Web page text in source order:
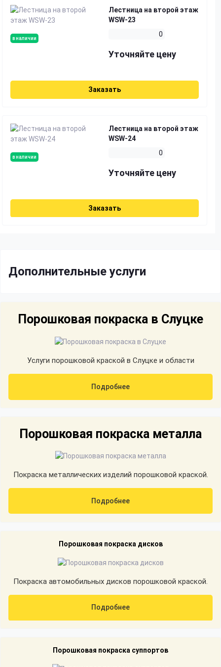
в наличии
Лестница на второй этаж
WSW-23
0
Уточняйте цену
Заказать
в наличии
Лестница на второй этаж
WSW-24
0
Уточняйте цену
Заказать
Дополнительные услуги
Порошковая покраска в Слуцке
Услуги порошковой краской в Слуцке и области
Подробнее
Порошковая покраска металла
Покраска металлических изделий порошковой краской.
Подробнее
Порошковая покраска дисков
Покраска автомобильных дисков порошковой краской.
Подробнее
Порошковая покраска суппортов